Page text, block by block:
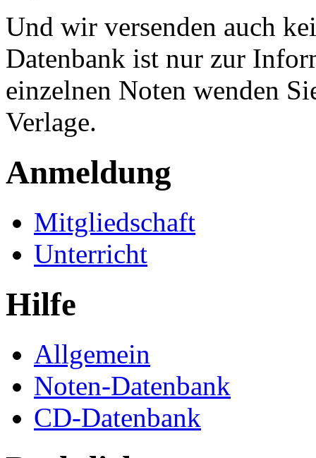
Und wir versenden auch
Datenbank ist nur zur
einzelnen Noten wenden
Verlage.
Anmeldung
Mitgliedschaft
Unterricht
Hilfe
Allgemein
Noten-Datenbank
CD-Datenbank